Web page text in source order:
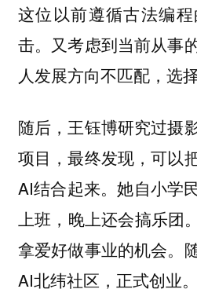
这位以前遵循古法编
击。又考虑到当前从事
人发展方向不匹配，选择
随后，王钰博研究过摄
项目，最终发现，可以
AI结合起来。她自小学
上班，晚上还会搞乐团
拿爱好做事业的机会。
AI北纬社区，正式创业。